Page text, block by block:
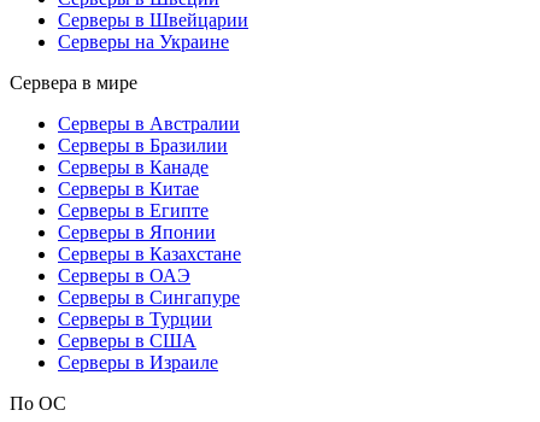
Серверы в Швейцарии
Серверы на Украине
Сервера в мире
Серверы в Австралии
Серверы в Бразилии
Серверы в Канаде
Серверы в Китае
Серверы в Египте
Серверы в Японии
Серверы в Казахстане
Серверы в ОАЭ
Серверы в Сингапуре
Серверы в Турции
Серверы в США
Серверы в Израиле
По ОС